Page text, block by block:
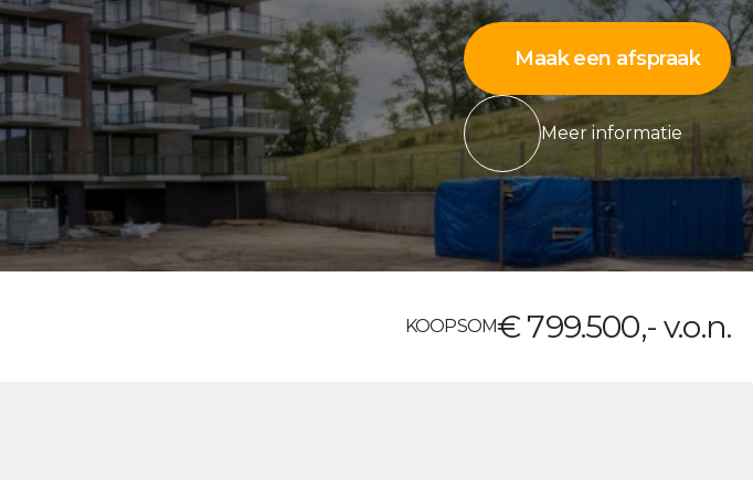
Maak een afspraak
Meer informatie
KOOPSOM€ 799.500,- v.o.n.